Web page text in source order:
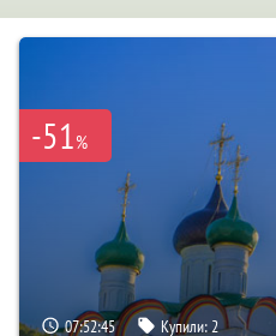
-51%
07:52:44 Купили:2